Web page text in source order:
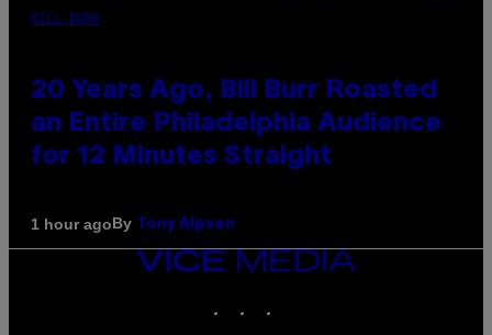
BILL BURR
20 Years Ago, Bill Burr Roasted
an Entire Philadelphia Audience
for 12 Minutes Straight
1 hour agoBy Tony Alpsen
VICE